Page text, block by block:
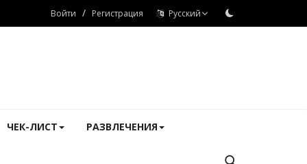
Войти / Регистрация Русский
ЧЕК-ЛИСТ РАЗВЛЕЧЕНИЯ